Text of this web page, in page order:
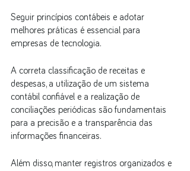
Seguir princípios contábeis e adotar
melhores práticas é essencial para
empresas de tecnologia.
A correta classificação de receitas e
despesas, a utilização de um sistema
contábil confiável e a realização de
conciliações periódicas são fundamentais
para a precisão e a transparência das
informações financeiras.
Além disso, manter registros organizados e